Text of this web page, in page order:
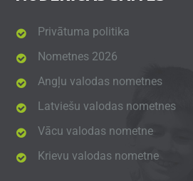
Privātuma politika
Nometnes 2026
Angļu valodas nometnes
Latviešu valodas nometnes
Vācu valodas nometne
Krievu valodas nometne